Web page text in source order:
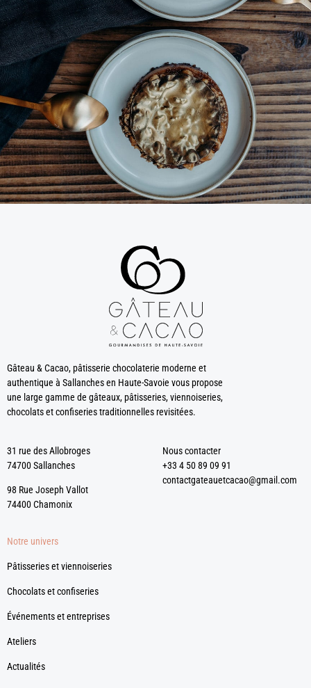
Gâteau & Cacao, pâtisserie chocolaterie moderne et
authentique à Sallanches en Haute-Savoie vous propose
une large gamme de gâteaux, pâtisseries, viennoiseries,
chocolats et confiseries traditionnelles revisitées.
31 rue des Allobroges
74700 Sallanches
98 Rue Joseph Vallot
74400 Chamonix
Nous contacter
+33 4 50 89 09 91
contactgateauetcacao@gmail.com
Notre univers
Pâtisseries et viennoiseries
Chocolats et confiseries
Événements et entreprises
Ateliers
Actualités